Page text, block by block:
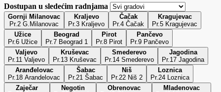
Dostupan u sledećim radnjama
Gornji Milanovac
Pr.2 G.Milanovac
Kraljevo
Pr.3 Kraljevo
Čačak
Pr.4 Čačak
Kragujevac
Pr.5 Kragujevac
Užice
Pr.6 Užice
Beograd
Pr.7 Beograd 1
Pirot
Pr.8 Pirot
Pančevo
Pr.9 Pančevo
Valjevo
Pr.11 Valjevo
Kruševac
Pr.13 Kruševac
Smederevo
Pr.14 Smederevo
Jagodina
Pr.17 Jagodina
Aranđelovac
Pr.18 Arandelovac
Šabac
Pr.21 Šabac
Niš
Pr.22 Niš 2
Loznica
Pr.24 Loznica
Zaječar
Negotin
Obrenovac
Mladenovac